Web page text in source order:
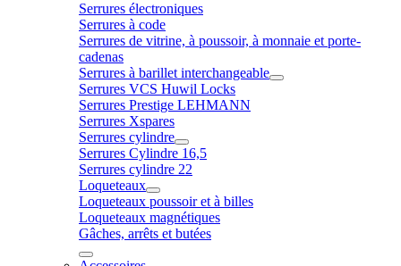
Serrures électroniques
Serrures à code
Serrures de vitrine, à poussoir, à monnaie et porte-
cadenas
Serrures à barillet interchangeable
Serrures VCS Huwil Locks
Serrures Prestige LEHMANN
Serrures Xspares
Serrures cylindre
Serrures Cylindre 16,5
Serrures cylindre 22
Loqueteaux
Loqueteaux poussoir et à billes
Loqueteaux magnétiques
Gâches, arrêts et butées